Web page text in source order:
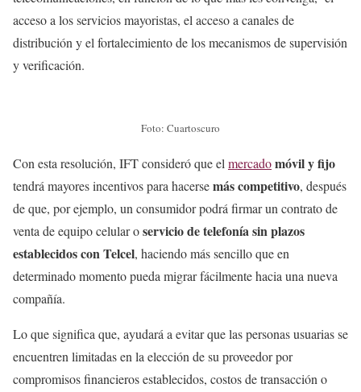
acceso a los servicios mayoristas, el acceso a canales de
distribución y el fortalecimiento de los mecanismos de supervisión
y verificación.
Foto: Cuartoscuro
Con esta resolución, IFT consideró que el mercadomóvil y fijo
tendrá mayores incentivos para hacersemás competitivo, después
de que, por ejemplo, un consumidor podrá firmar un contrato de
venta de equipo celular oservicio de telefonía sin plazos
establecidos con Telcel, haciendo más sencillo que en
determinado momento pueda migrar fácilmente hacia una nueva
compañía.
Lo que significa que, ayudará a evitar que las personas usuarias se
encuentren limitadas en la elección de su proveedor por
compromisos financieros establecidos, costos de transacción o